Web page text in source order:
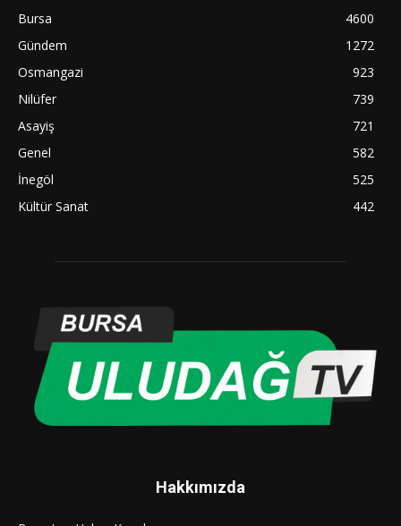
Bursa
4600
Gündem
1272
Osmangazi
923
Nilüfer
739
Asayiş
721
Genel
582
İnegöl
525
Kültür Sanat
442
Hakkımızda